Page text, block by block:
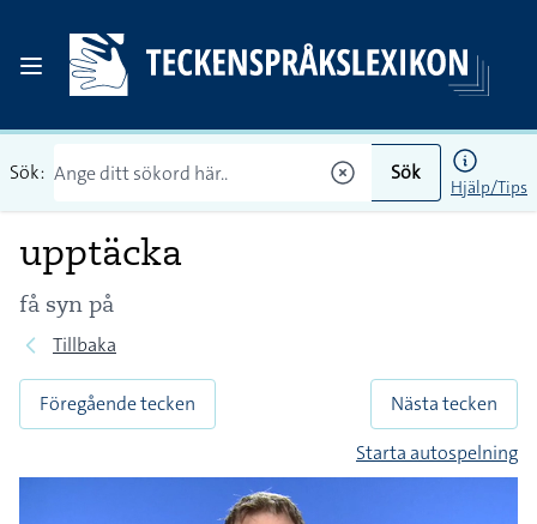
Sök: Sök
Hjälp/Tips
upptäcka
få syn på
Tillbaka
Föregående tecken
Nästa tecken
Starta autospelning